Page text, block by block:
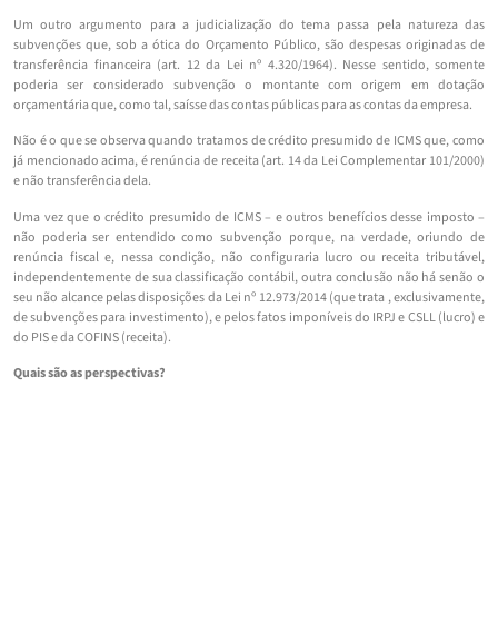
Um outro argumento para a judicialização do tema passa pela natureza das
subvenções que, sob a ótica do Orçamento Público, são despesas originadas de
transferência financeira (art. 12 da Lei nº 4.320/1964). Nesse sentido, somente
poderia ser considerado subvenção o montante com origem em dotação
orçamentária que, como tal, saísse das contas públicas para as contas da empresa.
Não é o que se observa quando tratamos de crédito presumido de ICMS que, como
já mencionado acima, é renúncia de receita (art. 14 da Lei Complementar 101/2000)
e não transferência dela.
Uma vez que o crédito presumido de ICMS – e outros benefícios desse imposto –
não poderia ser entendido como subvenção porque, na verdade, oriundo de
renúncia fiscal e, nessa condição, não configuraria lucro ou receita tributável,
independentemente de sua classificação contábil, outra conclusão não há senão o
seu não alcance pelas disposições da Lei nº 12.973/2014 (que trata , exclusivamente,
de subvenções para investimento), e pelos fatos imponíveis do IRPJ e CSLL (lucro) e
do PIS e da COFINS (receita).
Quais são as perspectivas?